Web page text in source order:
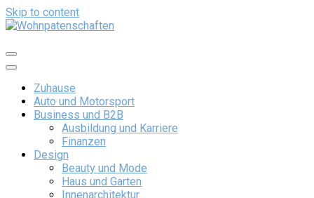
Skip to content
Wohnpatenschaften
Zuhause
Auto und Motorsport
Business und B2B
Ausbildung und Karriere
Finanzen
Design
Beauty und Mode
Haus und Garten
Innenarchitektur